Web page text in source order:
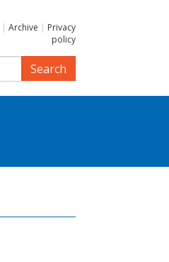
| Archive | Privacy
policy
Search